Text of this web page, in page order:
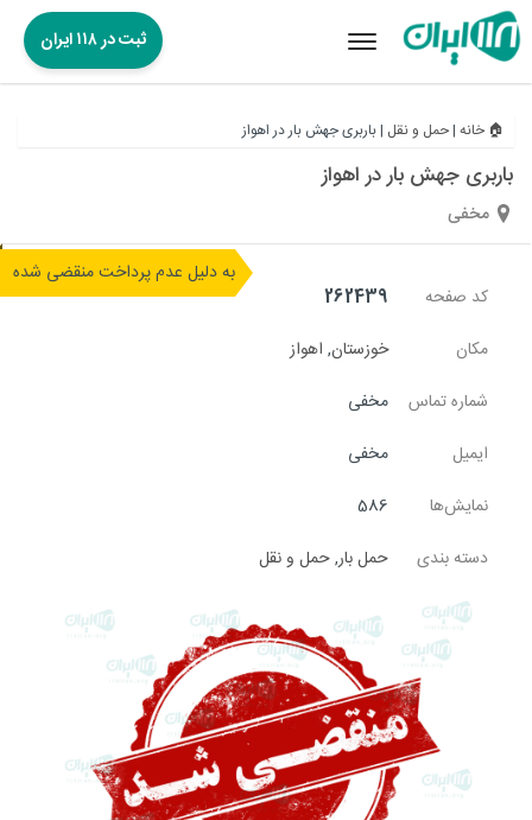
Toggle
ثبت در ۱۱۸ ایران
🏠 خانه|حمل و نقل|باربری جهش بار در اهواز
باربری جهش بار در اهواز
مخفی
به دلیل عدم پرداخت منقضی شده
کد صفحه
262439
مکان
خوزستان, اهواز
شماره تماس
مخفی
ایمیل
مخفی
نمایش‌ها
586
دسته بندی
حمل بار,حمل و نقل